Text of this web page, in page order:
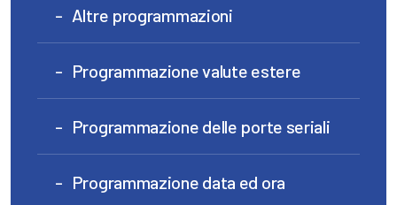
Altre programmazioni
Programmazione valute estere
Programmazione delle porte seriali
Programmazione data ed ora